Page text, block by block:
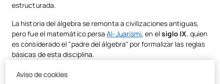
Diferencia entre álgebra y cálculo
¿Dónde se utiliza el álgebra en la vida cotidiana?
¿Qué tan difícil es el álgebra?
El algebra es una rama fascinante
estructurada.
La historia del álgebra se remonta a civilizaciones antiguas,
pero fue el matemático persaAl-Juarismi, en elsiglo IX, quien
es considerado el "padre del álgebra" por formalizar las reglas
básicas de esta disciplina.
Aviso de cookies